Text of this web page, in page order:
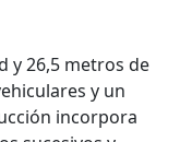
y 26,5 metros de
y un
incorpora